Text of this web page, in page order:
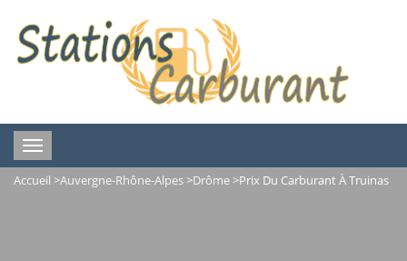
Toggle
navigation
Accueil >Auvergne-Rhône-Alpes>Drôme>Prix Du Carburant À Truinas